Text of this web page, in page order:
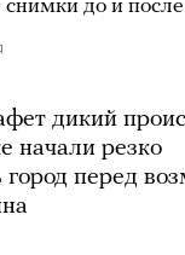
до и после
дикий
начали резко
город перед